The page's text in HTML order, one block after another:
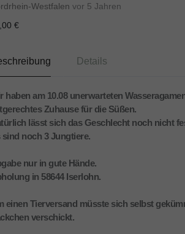
Westfalen vor 5 Jahren
€
Details
haben am 10.08 unerwarteten
Zuhause für die Süßen.
lässt sich das Geschlecht noch nicht
sind noch 3 Jungtiere.
nur in gute Hände.
in 58644 Iserlohn.
einen Tierversand müsste sich selbst
verschickt.